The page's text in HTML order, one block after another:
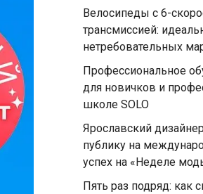
Велосипеды с 6-
трансмиссией:
нетребовательных
Профессиональное
для новичков и
школе SOLO
Ярославский
публику на
успех на «Неделе
Пять раз подряд: как